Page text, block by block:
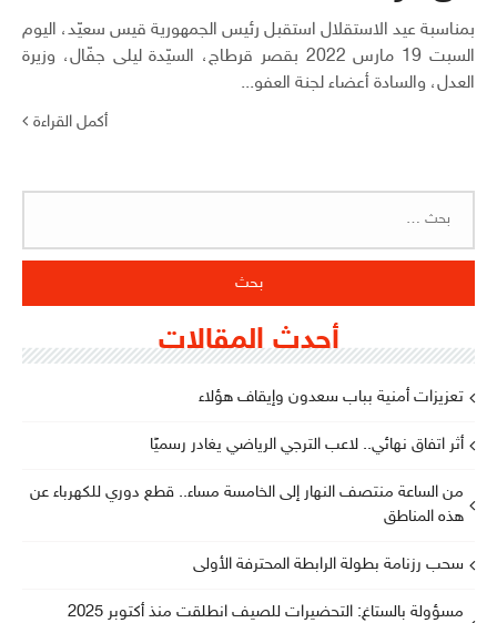
بمناسبة عيد الاستقلال استقبل رئيس الجمهورية قيس سعيّد، اليوم
السبت 19 مارس 2022 بقصر قرطاج، السيّدة ليلى جفّال، وزيرة
العدل، والسادة أعضاء لجنة العفو...
أكمل القراءة
أحدث المقالات
تعزيزات أمنية بباب سعدون وإيقاف هؤلاء
أثر اتفاق نهائي.. لاعب الترجي الرياضي يغادر رسميًا
من الساعة منتصف النهار إلى الخامسة مساء.. قطع دوري للكهرباء عن
هذه المناطق
سحب رزنامة بطولة الرابطة المحترفة الأولى
مسؤولة بالستاغ: التحضيرات للصيف انطلقت منذ أكتوبر 2025